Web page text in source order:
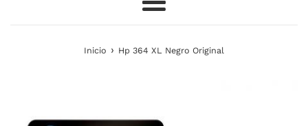
Más
Inicio › Hp 364 XL Negro Original